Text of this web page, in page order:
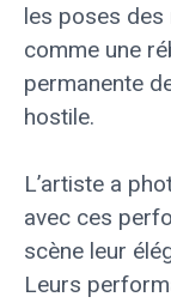
les poses des
comme une
permanente
hostile.
L’artiste a
avec ces
scène leur
Leurs